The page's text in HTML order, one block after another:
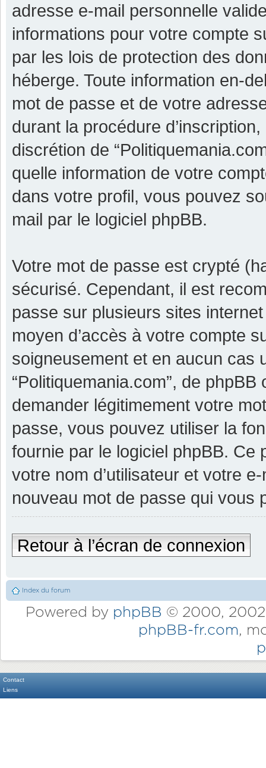
adresse e-mail personnelle
informations pour votre compte
par les lois de protection des
héberge. Toute information en-
mot de passe et de votre
durant la procédure
discrétion de
quelle information de votre
dans votre profil, vous pouvez
mail par le logiciel phpBB.
Votre mot de passe est crypté
sécurisé. Cependant, il est
passe sur plusieurs sites
moyen d’accès à votre compte
soigneusement et en aucun cas
“Politiquemania.com”, de
demander légitimement votre
passe, vous pouvez utiliser la
fournie par le logiciel phpBB.
votre nom d’utilisateur et votre
nouveau mot de passe qui vous
Retour à l’écran de connexion
Index du forum
Powered by phpBB © 2000,
phpBB-fr.com,
Contact
Liens